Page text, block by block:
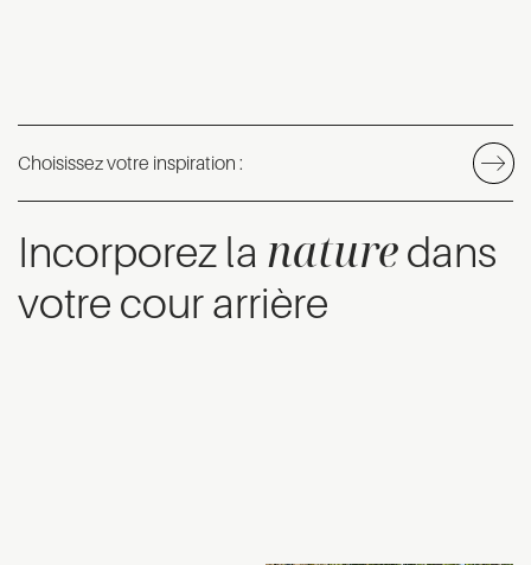
Choisissez votre inspiration :
Incorporez la nature dans
votre cour arrière